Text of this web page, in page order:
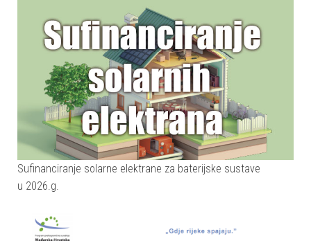
Sufinanciranje solarne elektrane za baterijske sustave
u 2026.g.